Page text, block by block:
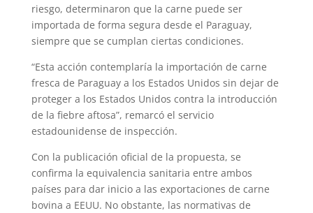
riesgo, determinaron que la carne puede ser
importada de forma segura desde el Paraguay,
siempre que se cumplan ciertas condiciones.
“Esta acción contemplaría la importación de carne
fresca de Paraguay a los Estados Unidos sin dejar de
proteger a los Estados Unidos contra la introducción
de la fiebre aftosa”, remarcó el servicio
estadounidense de inspección.
Con la publicación oficial de la propuesta, se
confirma la equivalencia sanitaria entre ambos
países para dar inicio a las exportaciones de carne
bovina a EEUU. No obstante, las normativas de